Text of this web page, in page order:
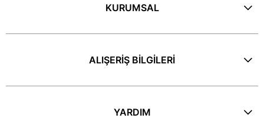
KURUMSAL
ALIŞERİŞ BİLGİLERİ
YARDIM